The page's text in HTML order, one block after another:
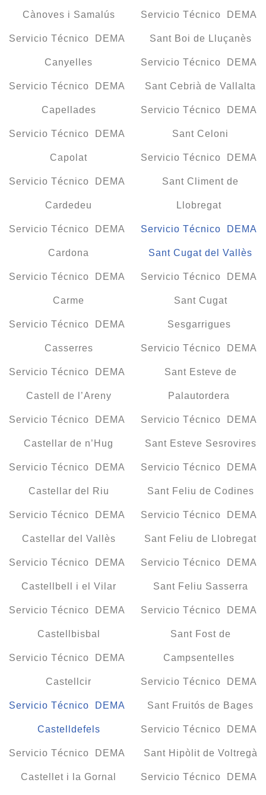
Cànoves i Samalús
Servicio Técnico DEMA
Canyelles
Servicio Técnico DEMA
Capellades
Servicio Técnico DEMA
Capolat
Servicio Técnico DEMA
Cardedeu
Servicio Técnico DEMA
Cardona
Servicio Técnico DEMA
Carme
Servicio Técnico DEMA
Casserres
Servicio Técnico DEMA
Castell de l’Areny
Servicio Técnico DEMA
Castellar de n’Hug
Servicio Técnico DEMA
Castellar del Riu
Servicio Técnico DEMA
Castellar del Vallès
Servicio Técnico DEMA
Castellbell i el Vilar
Servicio Técnico DEMA
Castellbisbal
Servicio Técnico DEMA
Castellcir
Servicio Técnico DEMA
Castelldefels
Servicio Técnico DEMA
Castellet i la Gornal
Servicio Técnico DEMA
Sant Boi de Lluçanès
Servicio Técnico DEMA
Sant Cebrià de Vallalta
Servicio Técnico DEMA
Sant Celoni
Servicio Técnico DEMA
Sant Climent de
Llobregat
Servicio Técnico DEMA
Sant Cugat del Vallès
Servicio Técnico DEMA
Sant Cugat
Sesgarrigues
Servicio Técnico DEMA
Sant Esteve de
Palautordera
Servicio Técnico DEMA
Sant Esteve Sesrovires
Servicio Técnico DEMA
Sant Feliu de Codines
Servicio Técnico DEMA
Sant Feliu de Llobregat
Servicio Técnico DEMA
Sant Feliu Sasserra
Servicio Técnico DEMA
Sant Fost de
Campsentelles
Servicio Técnico DEMA
Sant Fruitós de Bages
Servicio Técnico DEMA
Sant Hipòlit de Voltregà
Servicio Técnico DEMA